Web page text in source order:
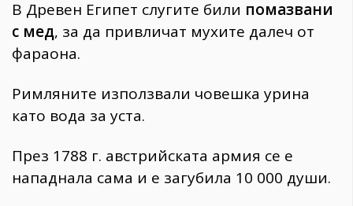
В Древен Египет слугите били помазвани
с мед, за да привличат мухите далеч от
фараона.
Римляните използвали човешка урина
като вода за уста.
През 1788 г. австрийската армия се е
нападнала сама и е загубила 10 000 души.